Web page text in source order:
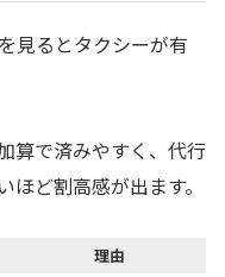
見るとタクシーが有
算で済みやすく、代行
ど割高感が出ます。
理由